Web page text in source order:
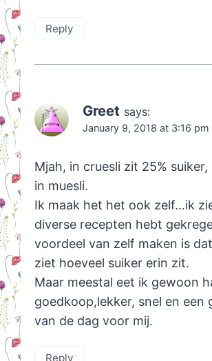
Reply
Greet says:
January 9, 2018 at 3:16 pm
Mjah, in cruesli zit 25% suiker,
in muesli.
Ik maak het het ook zelf…ik
diverse recepten hebt
voordeel van zelf maken is
ziet hoeveel suiker erin zit.
Maar meestal eet ik gewoon
goedkoop,lekker, snel en een
van de dag voor mij.
Reply